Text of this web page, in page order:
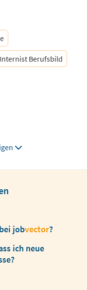
Internist Berufsbild
jobvector?
ich neue